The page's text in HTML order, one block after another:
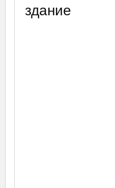
здание